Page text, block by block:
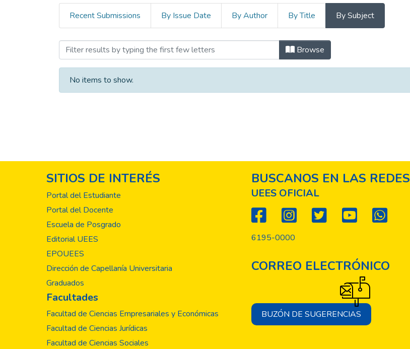
Recent Submissions By Issue Date By Author By Title By Subject
Browsing Anuario de proyección Social 2023 by Subject
Browse
No items to show.
SITIOS DE INTERÉS
Portal del Estudiante
Portal del Docente
Escuela de Posgrado
Editorial UEES
EPOUEES
Dirección de Capellanía Universitaria
Graduados
Facultades
Facultad de Ciencias Empresariales y Económicas
Facultad de Ciencias Jurídicas
Facultad de Ciencias Sociales
BUSCANOS EN LAS REDES
UEES OFICIAL
6195-0000
CORREO ELECTRÓNICO
BUZÓN DE SUGERENCIAS